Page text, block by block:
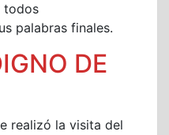
todos
palabras finales.
DE
realizó la visita del